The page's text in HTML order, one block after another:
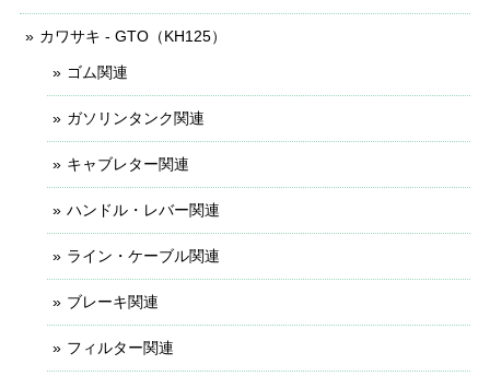
カワサキ - GTO（KH125）
ゴム関連
ガソリンタンク関連
キャブレター関連
ハンドル・レバー関連
ライン・ケーブル関連
ブレーキ関連
フィルター関連